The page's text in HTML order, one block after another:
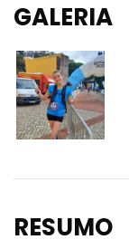
GALERIA
RESUMO